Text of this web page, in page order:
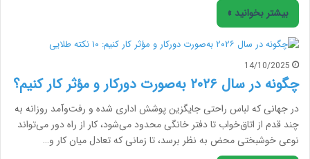
بیشتر بخوانید »
14/10/2025
چگونه در سال ۲۰۲۶ به‌صورت دورکار و مؤثر کار کنیم؟
در جهانی که لباس راحتی جایگزین پوشش اداری شده و رفت‌و‌آمد روزانه به
چند قدم از اتاق‌خواب تا دفتر خانگی محدود می‌شود، کار از راه دور می‌تواند
نوعی خوشبختی محض به نظر برسد، تا زمانی که تعادل میان کار و…